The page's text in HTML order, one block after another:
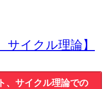
イクル理論】
、サイクル理論での